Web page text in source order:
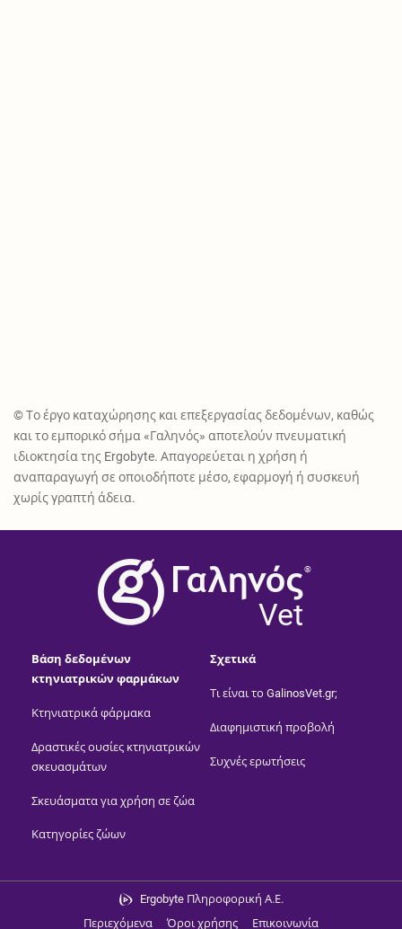
© Το έργο καταχώρησης και επεξεργασίας δεδομένων, καθώς
και το εμπορικό σήμα «Γαληνός» αποτελούν πνευματική
ιδιοκτησία της Ergobyte. Απαγορεύεται η χρήση ή
αναπαραγωγή σε οποιοδήποτε μέσο, εφαρμογή ή συσκευή
χωρίς γραπτή άδεια.
®
Vet
Βάση δεδομένων
κτηνιατρικών φαρμάκων
Κτηνιατρικά φάρμακα
Δραστικές ουσίες κτηνιατρικών
σκευασμάτων
Σκευάσματα για χρήση σε ζώα
Κατηγορίες ζώων
Σχετικά
Τι είναι το GalinosVet.gr;
Διαφημιστική προβολή
Συχνές ερωτήσεις
Ergobyte Πληροφορική Α.Ε.
Περιεχόμενα
Όροι χρήσης Επικοινωνία